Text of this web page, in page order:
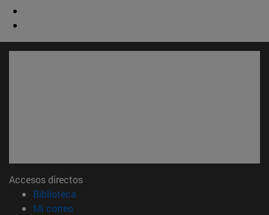
Accesos directos
Biblioteca
Mi correo(abre en nueva ventana)